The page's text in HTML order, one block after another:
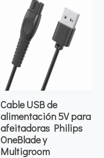
Cable USB de
alimentación 5V para
afeitadoras Philips
OneBlade y
Multigroom